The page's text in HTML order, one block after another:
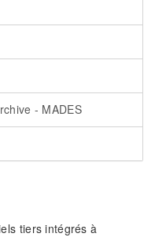
- MADES
tiers intégrés à